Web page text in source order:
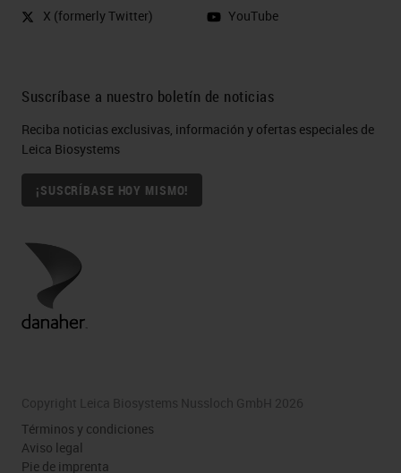
X (formerly Twitter)
YouTube
Suscríbase a nuestro boletín de noticias
Reciba noticias exclusivas, información y ofertas especiales de
Leica Biosystems
¡SUSCRÍBASE HOY MISMO!
Copyright Leica Biosystems Nussloch GmbH 2026
Términos y condiciones
Aviso legal
Pie de imprenta